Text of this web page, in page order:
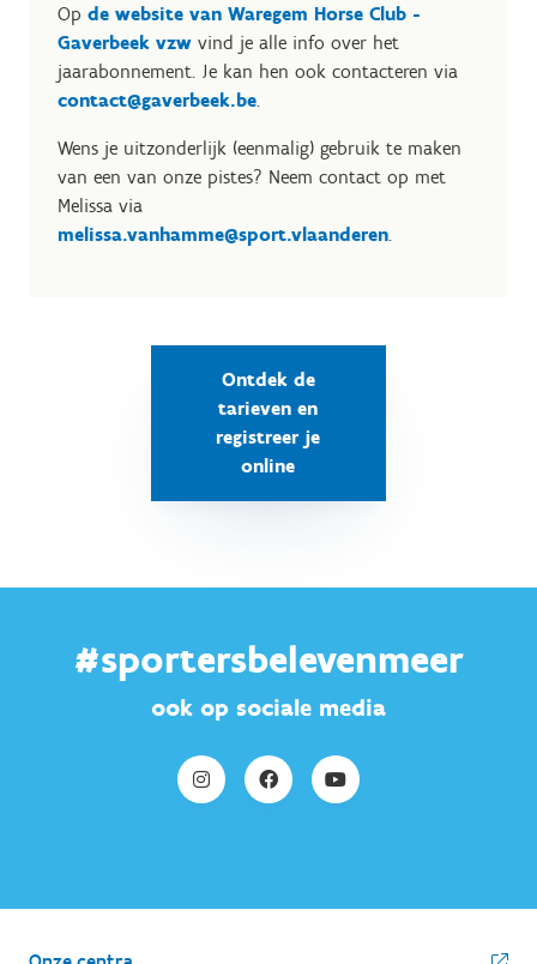
Op de website van Waregem Horse Club -
Gaverbeek vzw vind je alle info over het
jaarabonnement. Je kan hen ook contacteren via
contact@gaverbeek.be
Wens je uitzonderlijk (eenmalig) gebruik te maken
van een van onze pistes? Neem contact op met
Melissa via
melissa.vanhamme@sport.vlaanderen
Ontdek de
tarieven en
registreer je
online
#sportersbelevenmeer
ook op sociale media